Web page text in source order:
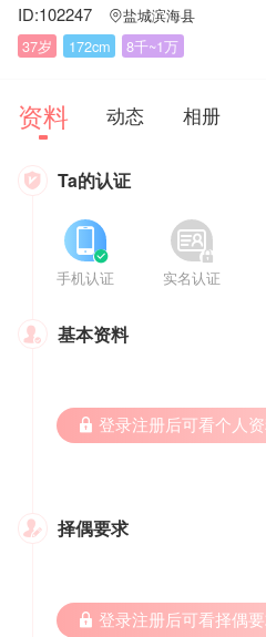
ID:102247 盐城滨海县
37岁
172cm 8千~1万
资料 动态 相册
 Ta的认证

手机认证


实名认证
 基本资料
 登录注册后可看个人
 择偶要求
 登录注册后可看择偶